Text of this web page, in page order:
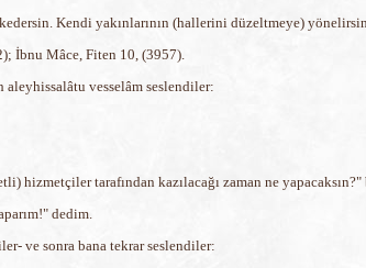
Kendi yakınlarının (hallerini düzeltmeye)
İbnu Mâce, Fiten 10, (3957).
vesselâm seslendiler:
hizmetçiler tarafından kazılacağı zaman ne
dedim.
ve sonra bana tekrar seslendiler: